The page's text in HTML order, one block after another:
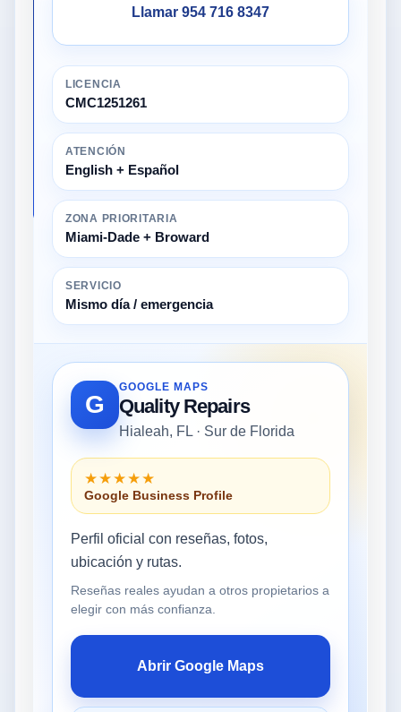
Llamar 954 716 8347
LICENCIA
CMC1251261
ATENCIÓN
English + Español
ZONA PRIORITARIA
Miami-Dade + Broward
SERVICIO
Mismo día / emergencia
G
GOOGLE MAPS
Quality Repairs
Hialeah, FL · Sur de Florida
★★★★★
Google Business Profile
Perfil oficial con reseñas, fotos,
ubicación y rutas.
Reseñas reales ayudan a otros propietarios a
elegir con más confianza.
Abrir Google Maps